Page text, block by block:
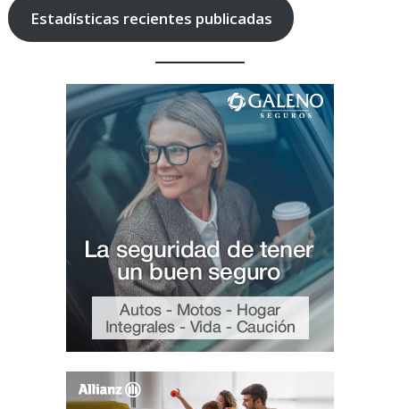
Estadísticas recientes publicadas